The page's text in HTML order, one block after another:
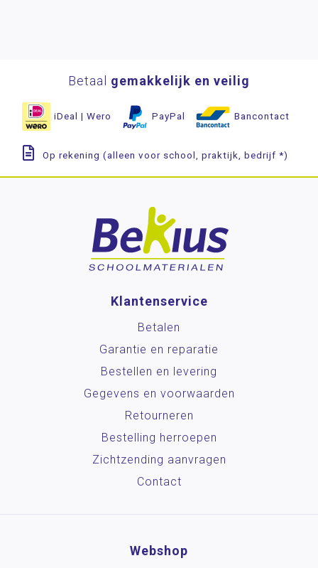
Betaal gemakkelijk en veilig
iDeal | Wero PayPal Bancontact
Op rekening (alleen voor school, praktijk, bedrijf *)
Klantenservice
Betalen
Garantie en reparatie
Bestellen en levering
Gegevens en voorwaarden
Retourneren
Bestelling herroepen
Zichtzending aanvragen
Contact
Webshop